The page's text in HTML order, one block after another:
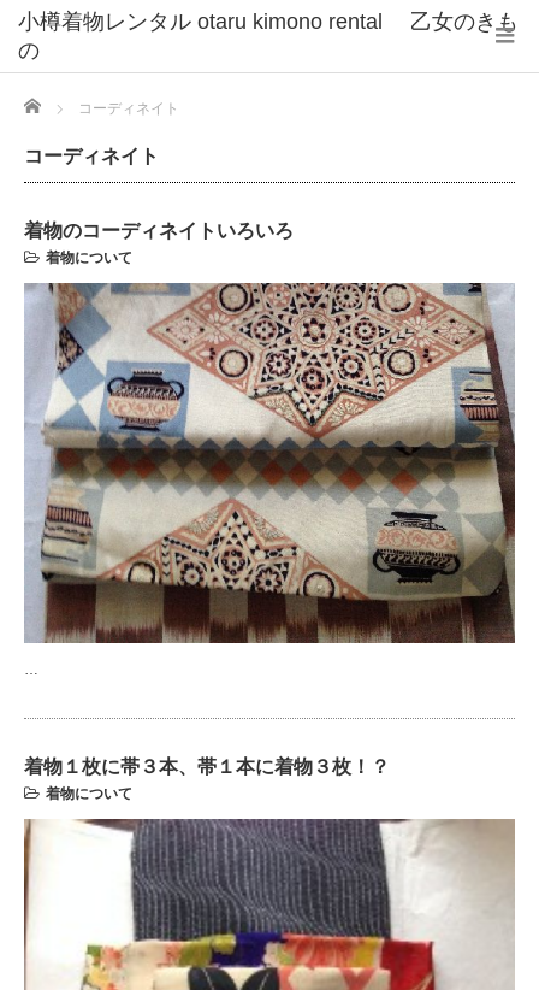
小樽着物レンタル otaru kimono rental 乙女のきも
の
Home コーディネイト
コーディネイト
着物のコーディネイトいろいろ
着物について
着物１枚に帯３本、帯１本に着物３枚！？
着物について